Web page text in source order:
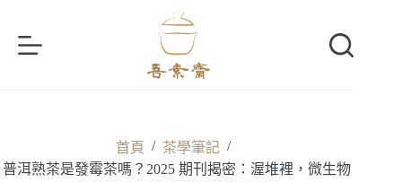
首頁 / 茶學筆記 /
普洱熟茶是發霉茶嗎？2025 期刊揭密：渥堆裡，微生物